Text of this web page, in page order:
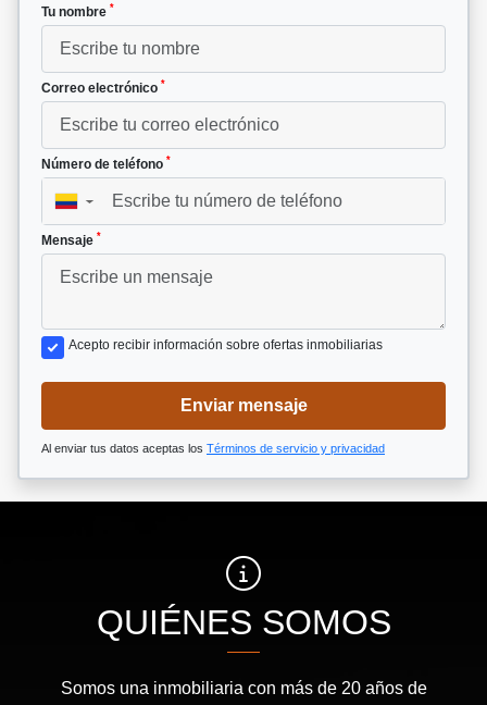
Tu nombre *
Correo electrónico *
Número de teléfono *
▼
Mensaje *
Acepto recibir información sobre ofertas inmobiliarias
Enviar mensaje
Al enviar tus datos aceptas los Términos de servicio y privacidad
QUIÉNES SOMOS
Somos una inmobiliaria con más de 20 años de